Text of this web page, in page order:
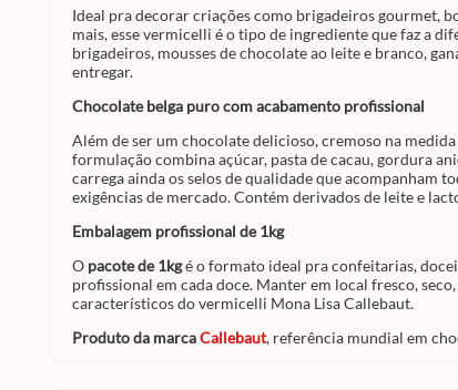
Ideal pra decorar criações como brigadeiros gourmet,
mais, esse vermicelli é o tipo de ingrediente que faz a
brigadeiros, mousses de chocolate ao leite e branco,
entregar.
Chocolate belga puro com acabamento profissional
Além de ser um chocolate delicioso, cremoso na
formulação combina açúcar, pasta de cacau, gordura
carrega ainda os selos de qualidade que acompanham
exigências de mercado. Contém derivados de leite e
Embalagem profissional de 1kg
O pacote de 1kgé o formato ideal pra confeitarias,
profissional em cada doce. Manter em local fresco,
característicos do vermicelli Mona Lisa Callebaut.
Produto da marcaCallebaut, referência mundial em